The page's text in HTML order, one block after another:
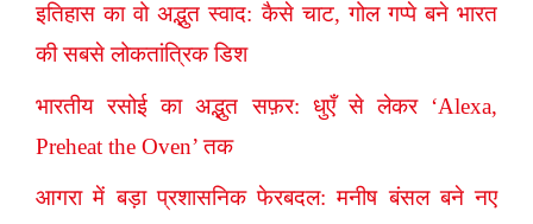
इतिहास का वो अद्भुत स्वाद: कैसे चाट, गोल गप्पे बने भारत
की सबसे लोकतांत्रिक डिश
भारतीय रसोई का अद्भुत सफ़र: धुएँ से लेकर ‘Alexa,
Preheat the Oven’ तक
आगरा में बड़ा प्रशासनिक फेरबदल: मनीष बंसल बने नए